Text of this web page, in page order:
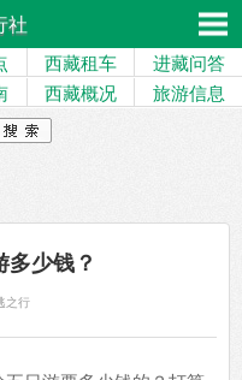
社
西藏租车
进藏问答
西藏概况 旅游信息
多少钱？
之行